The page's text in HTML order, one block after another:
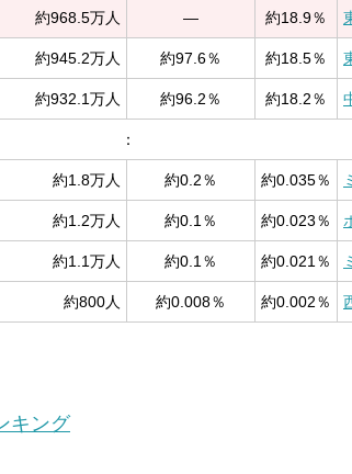
約968.5万人 — 約18.9％
約945.2万人 約97.6％ 約18.5％
約932.1万人 約96.2％ 約18.2％
：
約1.8万人 約0.2％ 約0.035％
約1.2万人 約0.1％ 約0.023％
約1.1万人 約0.1％ 約0.021％
約800人 約0.008％ 約0.002％
キング